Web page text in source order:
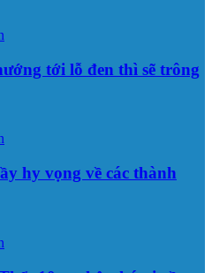
tới lỗ đen thì sẽ trông
hy vọng về các thành